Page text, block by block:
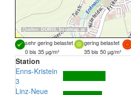
Quellen: DORIS, basemap.at
sehr gering belastet gering belastet
0 bis 35 µg/m³
35 bis 50 µg/m³
Station
Enns-Kristein
3
Linz-Neue